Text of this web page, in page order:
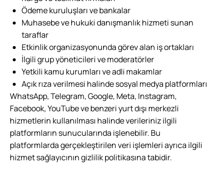
Ödeme kuruluşları ve bankalar
Muhasebe ve hukuki danışmanlık hizmeti sunan
taraflar
Etkinlik organizasyonunda görev alan iş ortakları
İlgili grup yöneticileri ve moderatörler
Yetkili kamu kurumları ve adli makamlar
Açık rıza verilmesi halinde sosyal medya platformları
WhatsApp, Telegram, Google, Meta, Instagram,
Facebook, YouTube ve benzeri yurt dışı merkezli
hizmetlerin kullanılması halinde verileriniz ilgili
platformların sunucularında işlenebilir. Bu
platformlarda gerçekleştirilen veri işlemleri ayrıca ilgili
hizmet sağlayıcının gizlilik politikasına tabidir.